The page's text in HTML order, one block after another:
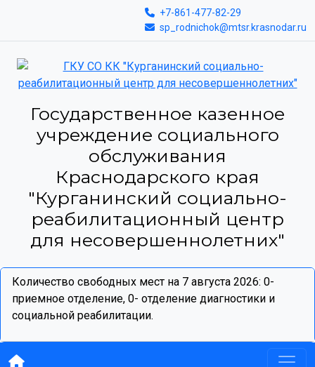
+7-861-477-82-29
sp_rodnichok@mtsr.krasnodar.ru
Государственное казенное
учреждение социального
обслуживания
Краснодарского края
"Курганинский социально-
реабилитационный центр
для несовершеннолетних"
Количество свободных мест на 7 августа 2026: 0-
приемное отделение, 0- отделение диагностики и
социальной реабилитации.